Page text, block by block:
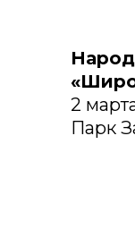
2
Парк